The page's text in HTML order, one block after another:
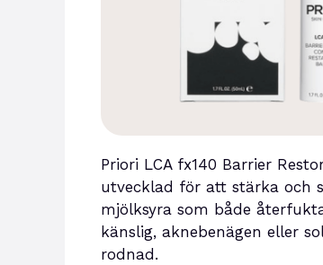
Priori LCA fx140 Barrier
utvecklad för att stärka och
mjölksyra som både
känslig, aknebenägen eller
rodnad.